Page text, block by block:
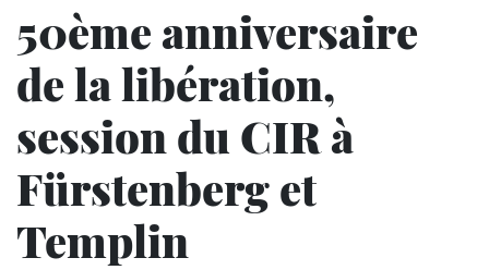
50ème anniversaire
de la libération,
session du CIR à
Fürstenberg et
Templin